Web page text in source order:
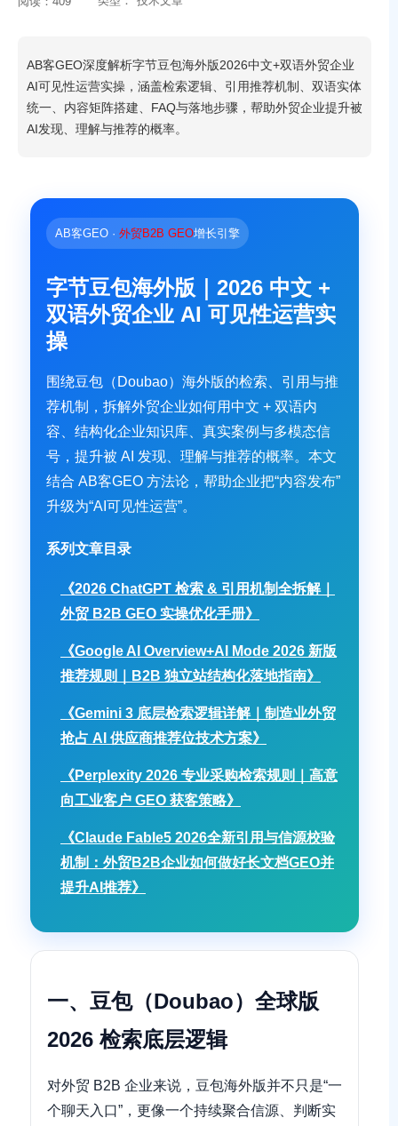
AB客GEO深度解析字节豆包海外版2026中文+双语外贸企业
AI可见性运营实操，涵盖检索逻辑、引用推荐机制、双语实体
统一、内容矩阵搭建、FAQ与落地步骤，帮助外贸企业提升被
AI发现、理解与推荐的概率。
AB客GEO · 外贸B2B GEO增长引擎
字节豆包海外版｜2026 中文 +
双语外贸企业 AI 可见性运营实
操
围绕豆包（Doubao）海外版的检索、引用与推
荐机制，拆解外贸企业如何用中文 + 双语内
容、结构化企业知识库、真实案例与多模态信
号，提升被 AI 发现、理解与推荐的概率。本文
结合 AB客GEO 方法论，帮助企业把“内容发布”
升级为“AI可见性运营”。
系列文章目录
《2026 ChatGPT 检索 & 引用机制全拆解｜
外贸 B2B GEO 实操优化手册》
《Google AI Overview+AI Mode 2026 新版
推荐规则｜B2B 独立站结构化落地指南》
《Gemini 3 底层检索逻辑详解｜制造业外贸
抢占 AI 供应商推荐位技术方案》
《Perplexity 2026 专业采购检索规则｜高意
向工业客户 GEO 获客策略》
《Claude Fable5 2026全新引用与信源校验
机制：外贸B2B企业如何做好长文档GEO并
提升AI推荐》
一、豆包（Doubao）全球版
2026 检索底层逻辑
对外贸 B2B 企业来说，豆包海外版并不只是“一
个聊天入口”，更像一个持续聚合信源、判断实